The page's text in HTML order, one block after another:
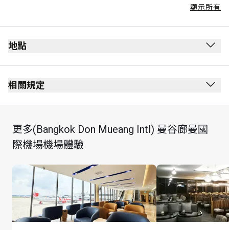
顯示所有
地點
離境候機室
通過安全檢查後
靠近免稅店
相關規定
禁止吸煙（包括電子煙）
無穿著要求
最長逗留時間：2 小時
更多(Bangkok Don Mueang Intl) 曼谷廊曼國
際機場機場體驗